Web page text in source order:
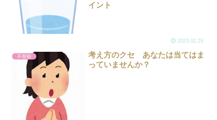
イント
2023.02.26
不登校
考え方のクセ あなたは当てはま
っていませんか？